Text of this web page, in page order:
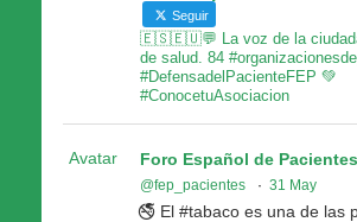
Seguir
🇪🇸🇪🇺💬 La voz de la
de salud. 84
#DefensadelPacienteFEP 💚
#ConocetuAsociacion
Avatar Foro Español de Pacientes
@fep_pacientes · 31 May
🚭 El #tabaco es una de las